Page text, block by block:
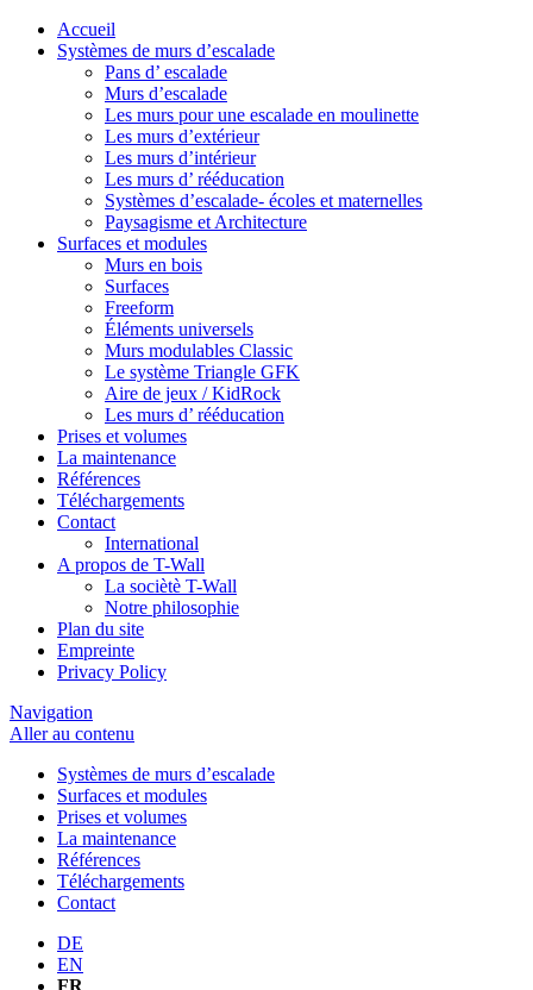
Accueil
Systèmes de murs d’escalade
Pans d’ escalade
Murs d’escalade
Les murs pour une escalade en moulinette
Les murs d’extérieur
Les murs d’intérieur
Les murs d’ rééducation
Systèmes d’escalade- écoles et maternelles
Paysagisme et Architecture
Surfaces et modules
Murs en bois
Surfaces
Freeform
Éléments universels
Murs modulables Classic
Le système Triangle GFK
Aire de jeux / KidRock
Les murs d’ rééducation
Prises et volumes
La maintenance
Références
Téléchargements
Contact
International
A propos de T-Wall
La sociètè T-Wall
Notre philosophie
Plan du site
Empreinte
Privacy Policy
Navigation
Aller au contenu
Systèmes de murs d’escalade
Surfaces et modules
Prises et volumes
La maintenance
Références
Téléchargements
Contact
DE
EN
FR